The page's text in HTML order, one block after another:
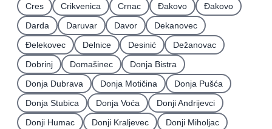
Cres
Crikvenica Crnac Đakovo
Ðakovo
Darda
Daruvar Davor
Dekanovec
Ðelekovec
Delnice Desinić
Dežanovac
Dobrinj
Domašinec
Donja Bistra
Donja Dubrava
Donja Motičina
Donja Pušća
Donja Stubica
Donja Voća
Donji Andrijevci
Donji Humac
Donji Kraljevec
Donji Miholjac